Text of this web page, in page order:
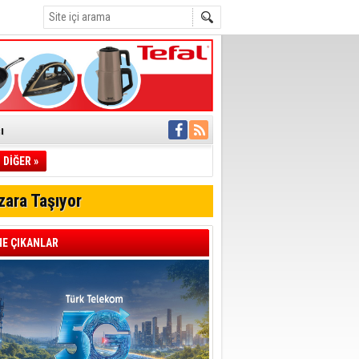
İletti
müdahale
Geçti
DİĞER »
Taşıyor
ÇIKANLAR